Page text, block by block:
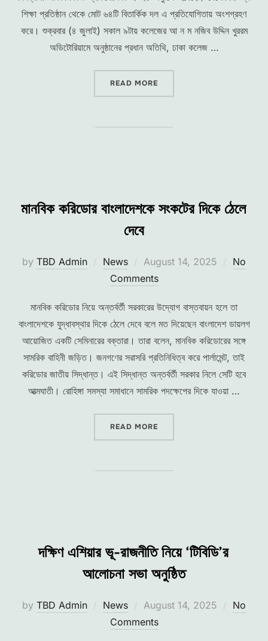
শিক্ষা প্রতিষ্ঠান থেকে মোট ৬৪টি বিতার্কিক দল এ প্রতিযোগিতায় অংশগ্রহণ
করে। শুক্রবার (৪ জুলাই) সকাল ৯টায় কলেজের আ ন ম নজিব উদ্দিন খুররম
অডিটোরিয়ামে অনুষ্ঠানের প্রধান অতিথি, ঢাকা কলেজ …
READ MORE
মানবিক করিডোর বাংলাদেশকে সংকটের দিকে ঠেলে
দেবে
by TBD Admin News
Posted
on
August 14, 2025
No
Comments
মানবিক করিডোর নিয়ে অন্তর্বর্তী সরকারের উদ্যোগ বাস্তবায়ন হলে তা
বাংলাদেশকে যুদ্ধাবস্থার দিকে ঠেলে দেবে বলে মত দিয়েছেন বাংলাদেশ ডায়লগ
আয়োজিত একটি সেমিনারের বক্তারা। তারা বলেন, মানবিক করিডোরের সঙ্গে
সামরিক বাহিনী জড়িত। জনগণের সরাসরি প্রতিনিধিত্ব করে পার্লামেন্ট, তাই
করিডোর জাতীয় সিদ্ধান্ত। এই সিদ্ধান্ত অন্তর্বর্তী সরকার নিলে সেটি হবে
আত্মঘাতী। রোহিঙ্গা সমস্যা সমাধানে সামরিক পদক্ষেপের দিকে যাওয়া …
READ MORE
দক্ষিণ এশিয়ার ভূ-রাজনীতি নিয়ে ‘টিবিডি’র
আলোচনা সভা অনুষ্ঠিত
by TBD Admin News
Posted
on
August 14, 2025
No
Comments